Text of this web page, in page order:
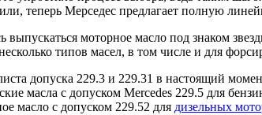
теперь Мерседес предлагает полную
выпускаться моторное масло под знаком
типов масел, в том числе и для
допуска 229.3 и 229.31 в настоящий
масла с допуском Mercedes 229.5 для
масло с допуском 229.52 для дизельных